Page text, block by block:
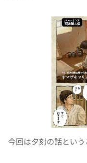
今回は夕刻の話とい